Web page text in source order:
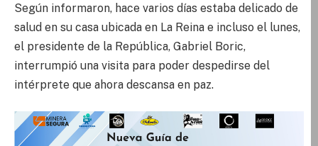
Según informaron, hace varios días estaba delicado de
salud en su casa ubicada en La Reina e incluso el lunes,
el presidente de la República, Gabriel Boric,
interrumpió una visita para poder despedirse del
intérprete que ahora descansa en paz.